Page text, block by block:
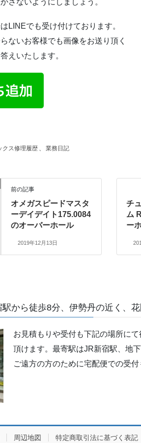
さないようにしましょう。
LINEでも受け付けております。
ないお客様でも画像をお送り頂く
えいたします。
クス修理履歴 業務日記
前の記事
オメガスピードマスタ
ーデイデイト175.0084
のオーバーホール
2019年12月13日
チ
ム
ー
から徒歩8分、伊勢丹の近く、
お見積もりや受付も下記の場所に
頂けます。最寄駅はJR新宿駅、地
ご遠方の方のために宅配便での受付
周辺地図 特定商取引法に基づく表記